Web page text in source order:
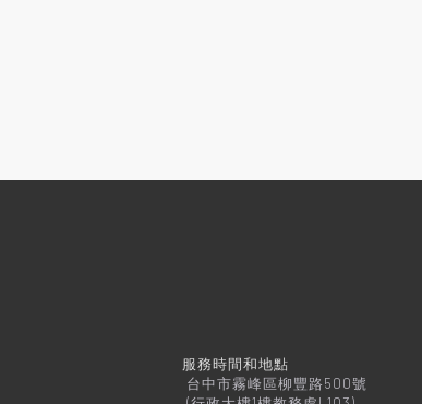
服務時間和地點
台中市霧峰區柳豐路500號